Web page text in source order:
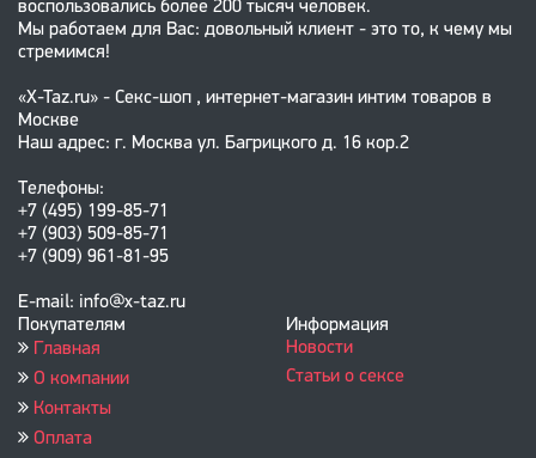
воспользовались более 200 тысяч человек.
Мы работаем для Вас: довольный клиент - это то, к чему мы
стремимся!
«X-Taz.ru» - Секс-шоп , интернет-магазин интим товаров в
Москве
Наш адрес: г. Москва ул. Багрицкого д. 16 кор.2
Телефоны:
+7 (495) 199-85-71
+7 (903) 509-85-71
+7 (909) 961-81-95
E-mail: info@x-taz.ru
Покупателям
Главная
О компании
Контакты
Оплата
Информация
Новости
Статьи о сексе